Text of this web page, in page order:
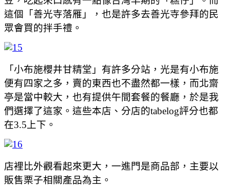
這個「善光寺落雁」，也是許多去善光寺參拜的民
眾會買的拌手禮。
「小布施櫻井甘精堂」有許多分站，光是有小布施
便有四家之多，賣的東西也不盡然都一樣，而北齋
亭是當中較大，也有提供午間套餐的餐廳，於是我
們選擇了這家。這些本店、分店的tabelog評分也都
在3.5上下。
店裡比外觀看起來更大，一進門是商品部，主要以
販售栗子相關產品為主。